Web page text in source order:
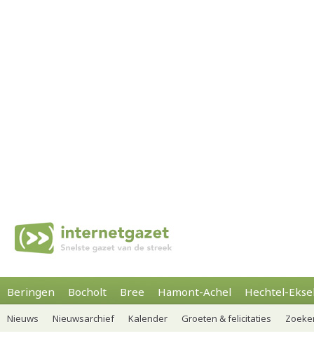
Beringen Bocholt Bree Hamont-Achel Hechtel-
Nieuws Nieuwsarchief Kalender Groeten & felicitaties